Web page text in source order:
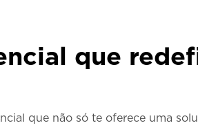
que
que não só te oferece uma